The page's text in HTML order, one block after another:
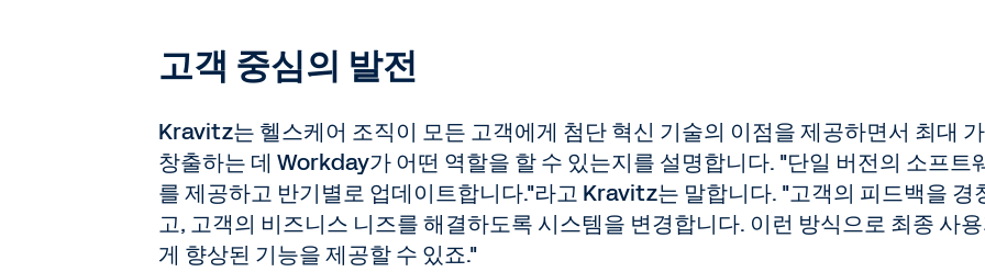
고객 중심의 발전
Kravitz는 헬스케어 조직이 모든 고객에게 첨단 혁신 기술의 이점을 제공하면서 최대
창출하는 데 Workday가 어떤 역할을 할 수 있는지를 설명합니다. "단일 버전의 소프트
를 제공하고 반기별로 업데이트합니다."라고 Kravitz는 말합니다. "고객의 피드백을 경
고, 고객의 비즈니스 니즈를 해결하도록 시스템을 변경합니다. 이런 방식으로 최종 사
게 향상된 기능을 제공할 수 있죠."